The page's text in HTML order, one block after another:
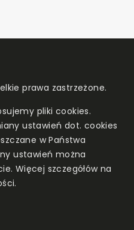
prawa zastrzeżone.
pliki cookies.
ustawień dot. cookies
w Państwa
ustawień można
Więcej szczegółów na
.